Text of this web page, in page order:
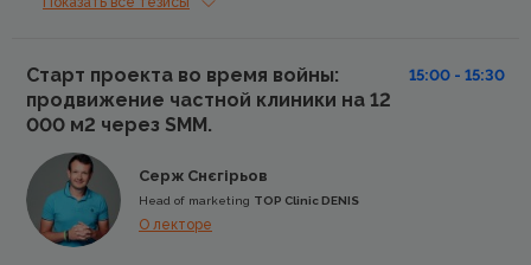
Старт проекта во время войны:
продвижение частной клиники на 12
000 м2 через SMM.
15:00 - 15:30
Серж Снєгірьов
Head of marketing TOP Clinic DENIS
О лекторе